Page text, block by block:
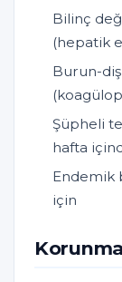
Bilinç
(hepatik
Burun-
Şüpheli
hafta
Endemik
için